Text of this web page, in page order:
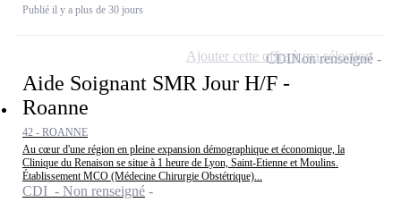
Publié il y a plus de 30 jours
Aide Soignant SMR Jour H/F -
Roanne
42 - ROANNE
Au cœur d'une région en pleine expansion démographique et économique, la
Clinique du Renaison se situe à 1 heure de Lyon, Saint-Etienne et Moulins.
Établissement MCO (Médecine Chirurgie Obstétrique)...
CDI - Non renseigné
CDINon renseigné
Ajouter cette offre à ma sélection